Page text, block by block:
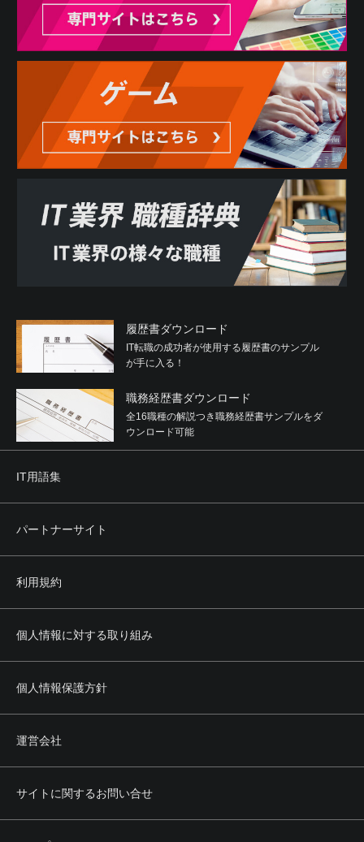
係企業、総会屋等、社会運動等標ぼうゴロ、特殊知能暴力
集団その他これらに準ずる者（総称して以下、反社会的勢
力といいます。）に該当せず、かつ、次のいずれにも該当
しないことを表明し、また、将来にわたってもこれらに該
当しないことを確約するものとします。
(1) 反社会的勢力が経営を支配していると認められる関係を
有すること
(2) 反社会的勢力が経営に実質的に関与していると認められ
る関係を有すること
(3) 自己もしくは第三者の不正の利益を図る目的または第三
者に損害を加える目的をもってするなど、不当に反社会的
勢力を利用していると認められる関係を有すること
(4) 反社会的勢力に対して資金等を提供し、または便宜を供
与するなどの関与をしていると認められる関係を有するこ
(5) 役員または経営に実質的に関与している者が反社会的勢
力と社会的に非難されるべき関係を有すること
該当する行為を行わないことを確約するものとします。
(1) 暴力的な要求行為
(2) 法的な責任を超えた不当な要求行為
(3) 取引に関して、脅迫的な言動をし、または暴力を用いる
(4) 風説を流布し、偽計を用いまたは威力を用いて当社、他
の利用者、その他第三者の信用を毀損し、または当社、他
の利用者、その他第三者の業務を妨害する行為
(5) その他前各号に準ずる行為
第4条 禁止事項
利用者は、本サービスの利用にあたり、次のいずれの行為
せん。
(3) 法令もしくは公序良俗に反し、またはそのおそれのある
シー権、肖像権その他の権利を侵害する行為
これを誹謗中傷する行為
(6) 本サービスの正常かつ円滑な運営を妨げる行為
その他当社が不適切と認める行為
1. 本サービスによって提供される文章、画像その他あらゆ
る情報の著作権その他の知的財産権は、当社その他の正当
な権利者に帰属します。
2. 利用者は、前項の権利者からの事前の承認なく、前項の
履歴書ダウンロード
IT転職の成功者が使用する履歴書のサンプル
が手に入る！
職務経歴書ダウンロード
全16職種の解説つき職務経歴書サンプルをダ
ウンロード可能
IT用語集
パートナーサイト
利用規約
個人情報に対する取り組み
個人情報保護方針
運営会社
サイトに関するお問い合せ